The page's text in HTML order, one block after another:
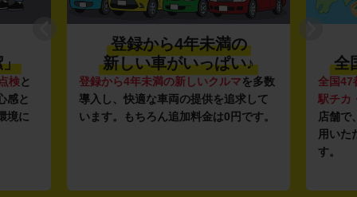
」
検と
感と
境に
登録から4年未満の
新しい車がいっぱい♪
登録から4年未満の新しいクルマを多数
導入し、快適な車両の提供を追求して
います。もちろん追加料金は0円です。
全
全国47
駅チカ
店舗で
用いた
す。